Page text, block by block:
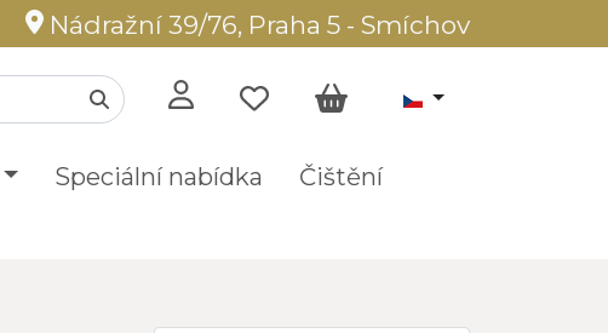
Nádražní 39/76, Praha 5 - Smíchov
Speciální nabídka
Čištění